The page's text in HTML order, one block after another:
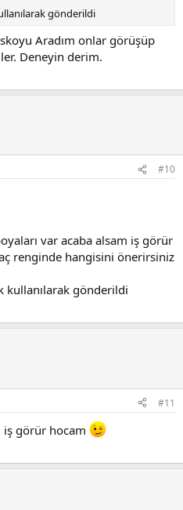
gönderildi
Aradım onlar görüşüp
Deneyin derim.
#10
var acaba alsam iş görür
renginde hangisini önerirsiniz
kullanılarak gönderildi
#11
iş görür hocam